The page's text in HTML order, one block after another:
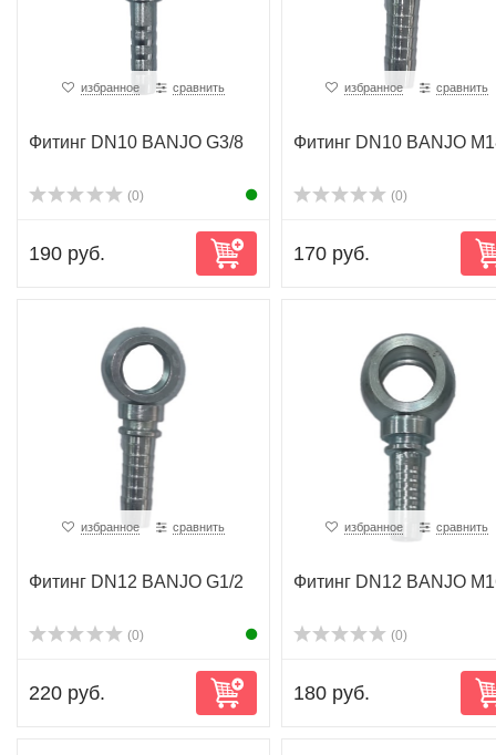
избранное сравнить
Фитинг DN10 BANJO G3/8
(0)
190 руб.
избранное сравнить
Фитинг DN10 BANJO
(0)
170 руб.
избранное сравнить
Фитинг DN12 BANJO G1/2
(0)
220 руб.
избранное сравнить
Фитинг DN12 BANJO
(0)
180 руб.